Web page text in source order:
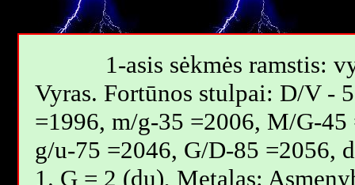
1-asis sėkmės ramstis:
Vyras. Fortūnos stulpai: D/V -
=1996, m/g-35 =2006, M/G-
g/u-75 =2046, G/D-85 =2056,
1. G = 2 (du), Metalas: